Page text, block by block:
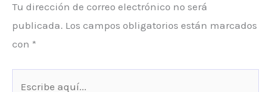
Tu dirección de correo electrónico no será
publicada. Los campos obligatorios están marcados
con *